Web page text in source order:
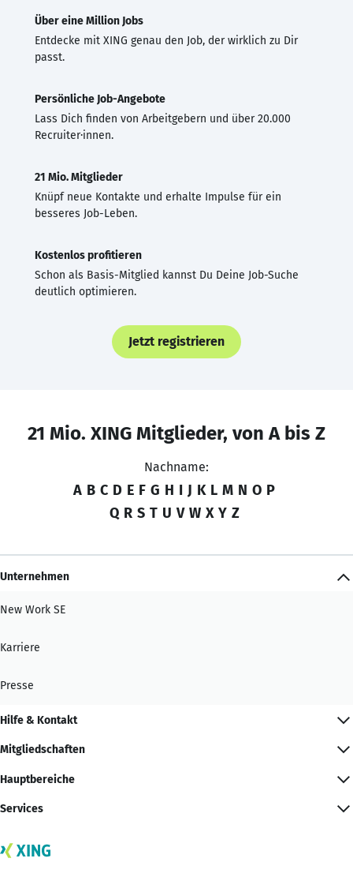
Über eine Million Jobs
Entdecke mit XING genau den Job, der wirklich zu Dir
passt.
Persönliche Job-Angebote
Lass Dich finden von Arbeitgebern und über 20.000
Recruiter·innen.
21 Mio. Mitglieder
Knüpf neue Kontakte und erhalte Impulse für ein
besseres Job-Leben.
Kostenlos profitieren
Schon als Basis-Mitglied kannst Du Deine Job-Suche
deutlich optimieren.
Jetzt registrieren
21 Mio. XING Mitglieder, von A bis Z
Nachname:
A B C D E F G H I J K L M N O P
Q R S T U V W X Y Z
Unternehmen
New Work SE
Karriere
Presse
Hilfe & Kontakt
Mitgliedschaften
Hauptbereiche
Services